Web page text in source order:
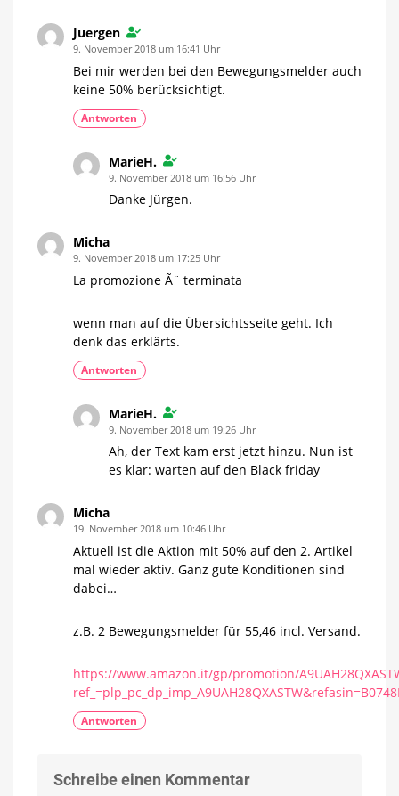
Juergen
9. November 2018 um 16:41 Uhr
Bei mir werden bei den Bewegungsmelder auch
keine 50% berücksichtigt.
Antworten
MarieH.
9. November 2018 um 16:56 Uhr
Danke Jürgen.
Micha
9. November 2018 um 17:25 Uhr
La promozione Ã¨ terminata
wenn man auf die Übersichtsseite geht. Ich
denk das erklärts.
Antworten
MarieH.
9. November 2018 um 19:26 Uhr
Ah, der Text kam erst jetzt hinzu. Nun ist
es klar: warten auf den Black friday
Micha
19. November 2018 um 10:46 Uhr
Aktuell ist die Aktion mit 50% auf den 2. Artikel
mal wieder aktiv. Ganz gute Konditionen sind
dabei…
z.B. 2 Bewegungsmelder für 55,46 incl. Versand.
https://www.amazon.it/gp/promotion/
Antworten
Schreibe einen Kommentar